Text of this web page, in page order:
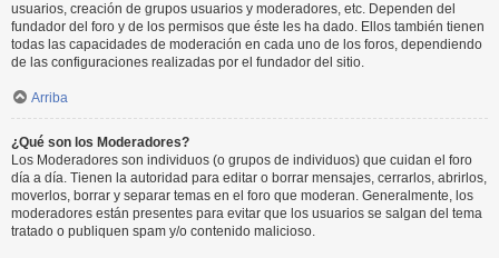
usuarios, creación de grupos usuarios y moderadores, etc. Dependen del
fundador del foro y de los permisos que éste les ha dado. Ellos también tienen
todas las capacidades de moderación en cada uno de los foros, dependiendo
de las configuraciones realizadas por el fundador del sitio.
Arriba
¿Qué son los Moderadores?
Los Moderadores son individuos (o grupos de individuos) que cuidan el foro
día a día. Tienen la autoridad para editar o borrar mensajes, cerrarlos, abrirlos,
moverlos, borrar y separar temas en el foro que moderan. Generalmente, los
moderadores están presentes para evitar que los usuarios se salgan del tema
tratado o publiquen spam y/o contenido malicioso.